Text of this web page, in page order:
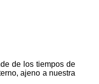
ajeno a nuestra